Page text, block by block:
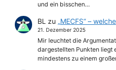
und ein bisschen…
BL zu „MECFS“ –
21. Dezember 2025
Mir leuchtet die
dargestellten Punkten liegt
mindestens zu einem